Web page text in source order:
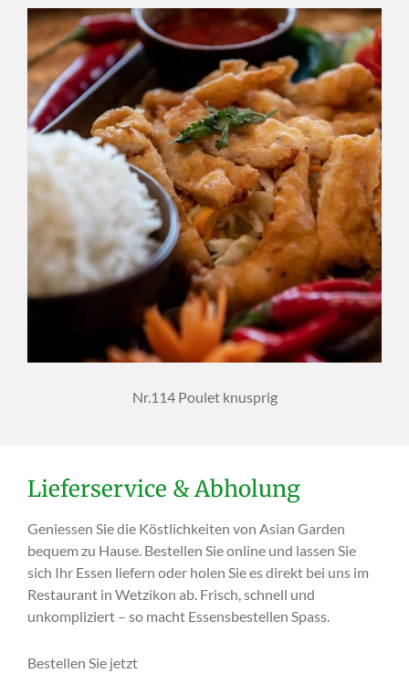
Nr.114 Poulet knusprig
Lieferservice & Abholung
Geniessen Sie die Köstlichkeiten von Asian Garden
bequem zu Hause. Bestellen Sie online und lassen Sie
sich Ihr Essen liefern oder holen Sie es direkt bei uns im
Restaurant in Wetzikon ab. Frisch, schnell und
unkompliziert – so macht Essensbestellen Spass.
Bestellen Sie jetzt